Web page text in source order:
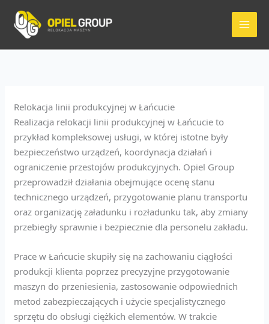
treści
Relokacja linii produkcyjnej w Łańcucie
Realizacja relokacji linii produkcyjnej w Łańcucie to
przykład kompleksowej usługi, w której istotne były
bezpieczeństwo urządzeń, koordynacja działań i
ograniczenie przestojów produkcyjnych. Opiel Group
przeprowadził działania obejmujące ocenę stanu
technicznego urządzeń, przygotowanie planu transportu
oraz organizację załadunku i rozładunku tak, aby zmiany
przebiegły sprawnie i bezpiecznie dla personelu zakładu.
Prace w Łańcucie skupiły się na zachowaniu ciągłości
produkcji klienta poprzez precyzyjne przygotowanie
maszyn do przeniesienia, zastosowanie odpowiednich
metod zabezpieczających i użycie specjalistycznego
sprzętu do obsługi ciężkich elementów. W trakcie